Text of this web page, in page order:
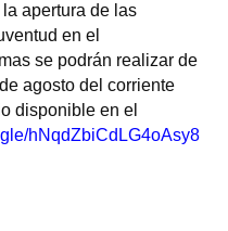
apertura de las
en el
se podrán realizar de
agosto del corriente
disponible en el
hNqdZbiCdLG4oAsy8